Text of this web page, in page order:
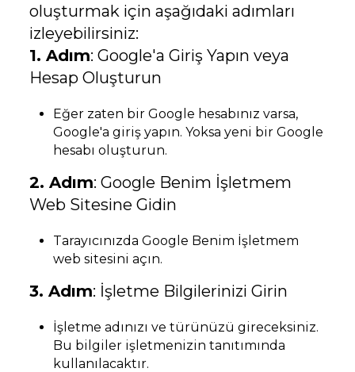
oluşturmak için aşağıdaki adımları
izleyebilirsiniz:
1. Adım: Google'a Giriş Yapın veya
Hesap Oluşturun
Eğer zaten bir Google hesabınız varsa,
Google'a giriş yapın. Yoksa yeni bir Google
hesabı oluşturun.
2. Adım: Google Benim İşletmem
Web Sitesine Gidin
Tarayıcınızda Google Benim İşletmem
web sitesini açın.
3. Adım: İşletme Bilgilerinizi Girin
İşletme adınızı ve türünüzü gireceksiniz.
Bu bilgiler işletmenizin tanıtımında
kullanılacaktır.